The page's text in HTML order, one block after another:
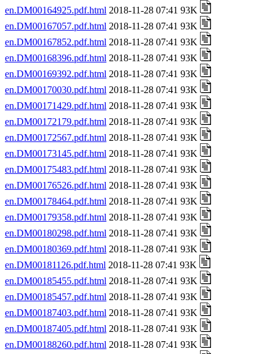
en.DM00164925.pdf.html 2018-11-28 07:41 93K
en.DM00167057.pdf.html 2018-11-28 07:41 93K
en.DM00167852.pdf.html 2018-11-28 07:41 93K
en.DM00168396.pdf.html 2018-11-28 07:41 93K
en.DM00169392.pdf.html 2018-11-28 07:41 93K
en.DM00170030.pdf.html 2018-11-28 07:41 93K
en.DM00171429.pdf.html 2018-11-28 07:41 93K
en.DM00172179.pdf.html 2018-11-28 07:41 93K
en.DM00172567.pdf.html 2018-11-28 07:41 93K
en.DM00173145.pdf.html 2018-11-28 07:41 93K
en.DM00175483.pdf.html 2018-11-28 07:41 93K
en.DM00176526.pdf.html 2018-11-28 07:41 93K
en.DM00178464.pdf.html 2018-11-28 07:41 93K
en.DM00179358.pdf.html 2018-11-28 07:41 93K
en.DM00180298.pdf.html 2018-11-28 07:41 93K
en.DM00180369.pdf.html 2018-11-28 07:41 93K
en.DM00181126.pdf.html 2018-11-28 07:41 93K
en.DM00185455.pdf.html 2018-11-28 07:41 93K
en.DM00185457.pdf.html 2018-11-28 07:41 93K
en.DM00187403.pdf.html 2018-11-28 07:41 93K
en.DM00187405.pdf.html 2018-11-28 07:41 93K
en.DM00188260.pdf.html 2018-11-28 07:41 93K